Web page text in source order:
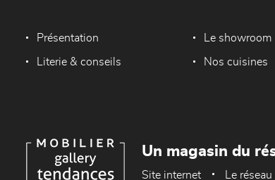
Présentation Le showroom
Literie & conseils Nos cuisines
Un magasin du
Site internet Le réseau